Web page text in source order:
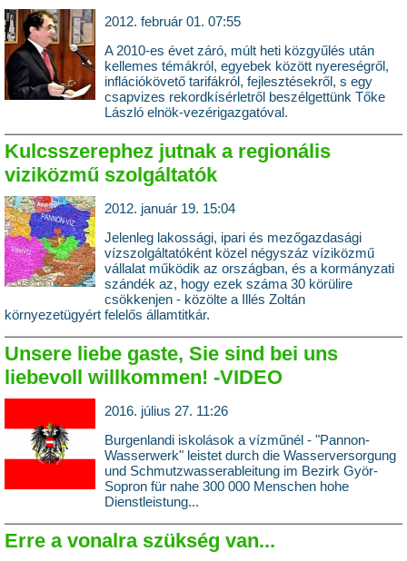
2012. február 01. 07:55
A 2010-es évet záró, múlt heti közgyűlés után
kellemes témákról, egyebek között nyereségről,
inflációkövető tarifákról, fejlesztésekről, s egy
csapvizes rekordkísérletről beszélgettünk Tőke
László elnök-vezérigazgatóval.
Kulcsszerephez jutnak a regionális
viziközmű szolgáltatók
2012. január 19. 15:04
Jelenleg lakossági, ipari és mezőgazdasági
vízszolgáltatóként közel négyszáz víziközmű
vállalat működik az országban, és a kormányzati
szándék az, hogy ezek száma 30 körülire
csökkenjen - közölte a Illés Zoltán
környezetügyért felelős államtitkár.
Unsere liebe gaste, Sie sind bei uns
liebevoll willkommen! -VIDEO
2016. július 27. 11:26
Burgenlandi iskolások a vízműnél - "Pannon-
Wasserwerk" leistet durch die Wasserversorgung
und Schmutzwasserableitung im Bezirk Györ-
Sopron für nahe 300 000 Menschen hohe
Dienstleistung...
Erre a vonalra szükség van...